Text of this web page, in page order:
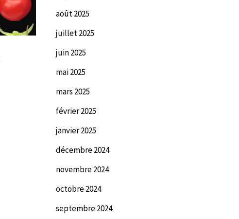
août 2025
juillet 2025
juin 2025
mai 2025
mars 2025
février 2025
janvier 2025
décembre 2024
novembre 2024
octobre 2024
septembre 2024